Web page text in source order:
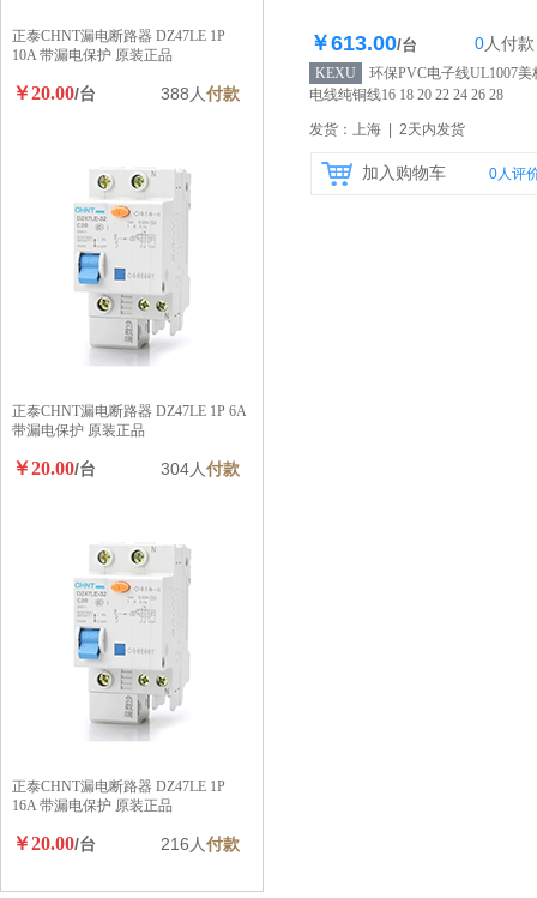
库存766个
￥613.00/台 0人付款
KEXU
环保PVC电子线UL1007美
电线纯铜线16 18 20 22 24 26 28
发货：上海 | 2天内发货
加入购物车 0人评
正泰CHNT漏电断路器 DZ47LE 1P
10A 带漏电保护 原装正品
￥20.00/台 388人付款
正泰CHNT漏电断路器 DZ47LE 1P 6A
带漏电保护 原装正品
￥20.00/台 304人付款
正泰CHNT漏电断路器 DZ47LE 1P
16A 带漏电保护 原装正品
￥20.00/台 216人付款